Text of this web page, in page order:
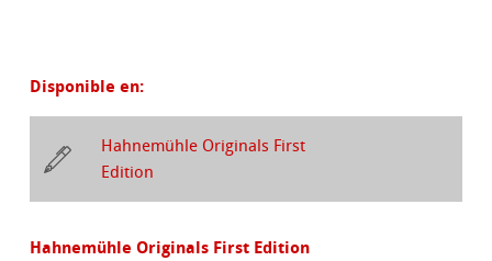
Disponible en:
Hahnemühle Originals First
Edition
Hahnemühle Originals First Edition